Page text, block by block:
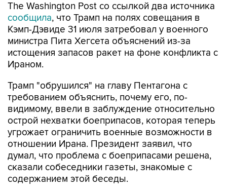
The Washington Post со ссылкой два источника
сообщила, что Трамп на полях совещания в
Кэмп-Дэвиде 31 июля затребовал у военного
министра Пита Хегсета объяснений из-за
истощения запасов ракет на фоне конфликта с
Ираном.
Трамп "обрушился" на главу Пентагона с
требованием объяснить, почему его, по-
видимому, ввели в заблуждение относительно
острой нехватки боеприпасов, которая теперь
угрожает ограничить военные возможности в
отношении Ирана. Президент заявил, что
думал, что проблема с боеприпасами решена,
сказали собеседники газеты, знакомые с
содержанием этой беседы.